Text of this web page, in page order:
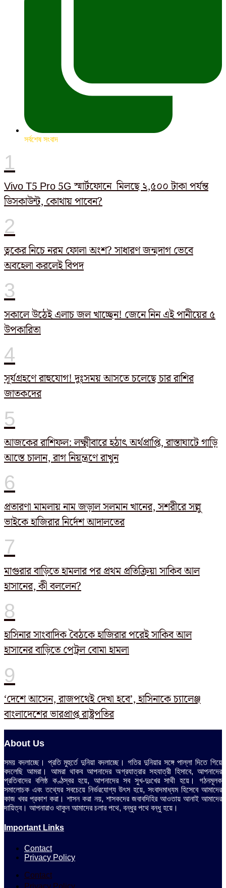
সর্বশেষ সংবাদ
Vivo T5 Pro 5G স্মার্টফোনে মিলছে ২,৫০০ টাকা পর্যন্ত
ডিসকাউন্ট, কোথায় পাবেন?
ত্বকের নিচে নরম ফোলা অংশ? সাধারণ জন্মদাগ ভেবে
অবহেলা করলেই বিপদ
সকালে উঠেই এলাচ জল খাচ্ছেন! জেনে নিন এই পানীয়ের ৫
উপকারিতা
সূর্যগ্রহণে রাহুযোগ! দুঃসময় আসতে চলেছে চার রাশির
জাতকদের
আজকের রাশিফল: লক্ষ্মীবারে হঠাৎ অর্থপ্রাপ্তি, রাস্তাঘাটে গাড়ি
আস্তে চালান, রাগ নিয়ন্ত্রণে রাখুন
প্রতারণা মামলায় নাম জড়াল সলমান খানের, সশরীরে সল্লু
ভাইকে হাজিরার নির্দেশ আদালতের
মাগুরার বাড়িতে হামলার পর প্রথম প্রতিক্রিয়া সাকিব আল
হাসানের, কী বললেন?
হাসিনার সাংবাদিক বৈঠকে হাজিরার পরেই সাকিব আল
হাসানের বাড়িতে পেট্রল বোমা হামলা
‘দেশে আসেন, রাজপথেই দেখা হবে’, হাসিনাকে চ্যালেঞ্জ
বাংলাদেশের ভারপ্রাপ্ত রাষ্ট্রপতির
About Us
সময় বদলাচ্ছে। প্রতি মুহুর্তে দুনিয়া বদলাচ্ছে। গতির দুনিয়ার সঙ্গে পাল্লা দিতে গিয়ে
বদলেছি আমরা। আমরা থাকব আপনাদের অগ্রযাত্রার সহযাত্রী হিসাবে, আপনাদের
প্রতিবাদের বলিষ্ঠ কণ্ঠস্বর হয়ে, আপনাদের সব সুখ-দুঃখের সাথী হয়ে। গঠনমূলক
সমালোচক এবং তথ্যের সবচেয়ে নির্ভরযোগ্য উ‍ৎস হয়ে, সংবাদমাধ্যম হিসেবে আমাদের
কাজ খবর প্রকাশ করা। শাসন করা নয়, শাসকদের জবাবদিহির আওতায় আনাই আমাদের
দায়িত্ব। আপনারাও থাকুন আমাদের চলার পথে, বন্ধুর পথে বন্ধু হয়ে।
Important Links
Contact
Privacy Policy
Contact